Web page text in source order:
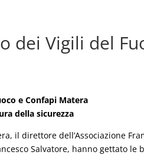
dei Vigili del
e Confapi Matera
della sicurezza
il direttore dell’Associazione
Salvatore, hanno gettato